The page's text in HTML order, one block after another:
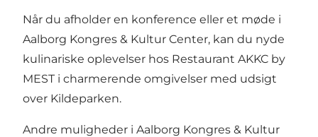
Når du afholder en konference eller et møde i
Aalborg Kongres & Kultur Center, kan du nyde
kulinariske oplevelser hos Restaurant AKKC by
MEST i charmerende omgivelser med udsigt
over Kildeparken.
Andre muligheder i Aalborg Kongres & Kultur